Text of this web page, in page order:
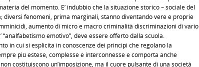
del momento. E’ indubbio che la situazione storico – sociale del
diversi fenomeni, prima marginali, stanno diventando vere e proprie
aumento di micro e macro criminalità discriminazioni di vario
emotivo”, deve essere offerto dalla scuola.
in cui si esplicita in conoscenze dei principi che regolano la
più estese, complesse e interconnesse e comporta anche
costituiscono un’imposizione, ma il cuore pulsante di una società